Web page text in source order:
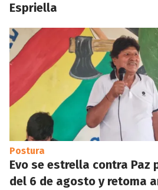
Espriella
Postura
Evo se estrella contra Paz
del 6 de agosto y retoma